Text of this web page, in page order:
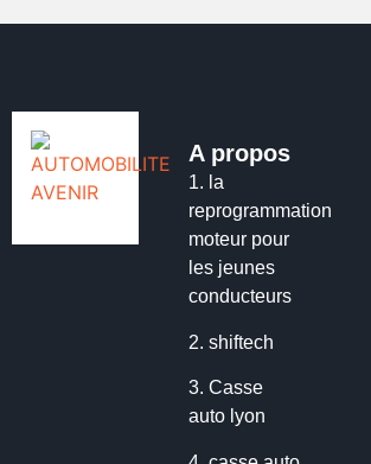
A propos
1. la
reprogrammation
moteur pour
les jeunes
conducteurs
2.shiftech
3.Casse
auto lyon